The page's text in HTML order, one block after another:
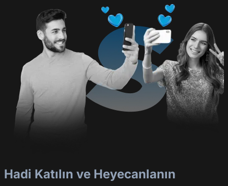
Hadi Katılın ve Heyecanlanın